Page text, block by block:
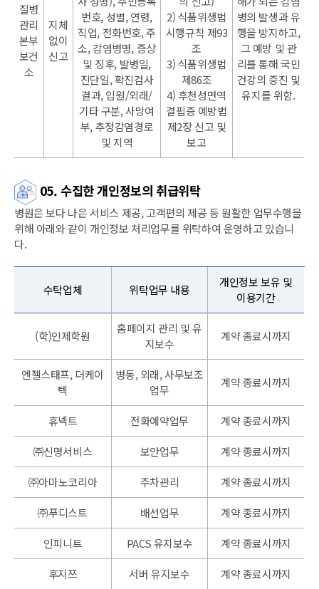
질병
관리
본부
보건
소
지체
없이
신고
번호, 성별, 연령,
직업, 전화번호, 주
소, 감염병명, 증상
및 징후, 발병일,
진단일, 확진검사
결과, 입원/외래/
기타 구분, 사망여
부, 추정감염경로
및 지역
2) 식품위생법
시행규칙 제93
조
3) 식품위생법
제86조
4) 후천성면역
결핍증 예방법
제2장 신고 및
보고
병의 발생과 유
행을 방지하고,
그 예방 및 관
리를 통해 국민
건강의 증진 및
유지를 위함.
05. 수집한 개인정보의 취급위탁
병원은 보다 나은 서비스 제공, 고객편의 제공 등 원활한 업무수행을
위해 아래와 같이 개인정보 처리업무를 위탁하여 운영하고 있습니
다.
수탁업체 위탁업무 내용
개인정보 보유 및
이용기간
(학)인제학원
홈페이지 관리 및 유
지보수
계약 종료시까지
엔젤스태프, 더케이
텍
병동, 외래, 사무보조
업무
계약 종료시까지
휴넥트 전화예약업무 계약 종료시까지
㈜신명서비스 보안업무 계약 종료시까지
㈜아마노코리아 주차관리 계약 종료시까지
㈜푸디스트 배선업무 계약 종료시까지
인피니트 PACS 유지보수 계약 종료시까지
후지쯔 서버 유지보수 계약 종료시까지